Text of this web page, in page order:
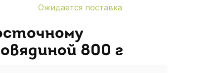
Ожидается поставка
800 г